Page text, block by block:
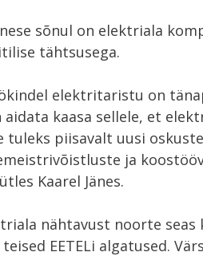
sõnul on elektriala
tähtsusega.
elektritaristu on
aidata kaasa sellele, et
piisavalt uusi
ja
Kaarel Jänes.
nähtavust noorte seas
EETELi algatused.